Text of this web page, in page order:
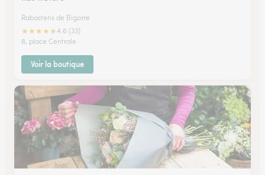
Rabastens de Bigorre
★★★★★4.6 (33)
8, place Centrale
Voir la boutique